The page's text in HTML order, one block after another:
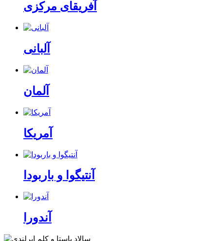
آفریقای مرکزی
آلبانی
آلمان
آمریکا
آنتیگوا و باربودا
آندورا